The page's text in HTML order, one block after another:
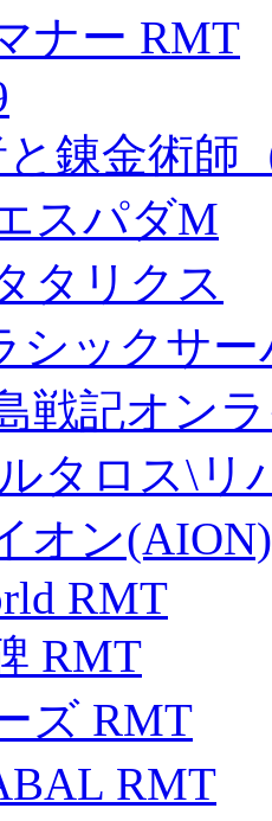
ナー RMT
錬金術師
スパダM
タリクス
シックサ
戦記オン
タロス\リ
オン
RMT
RMT
ズ RMT
RMT